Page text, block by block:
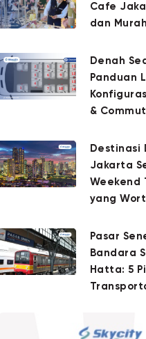
Cafe
dan
Denah
Panduan
&
Destinasi
Jakarta
Weekend
yang
Pasar
Bandara
Hatta: 5